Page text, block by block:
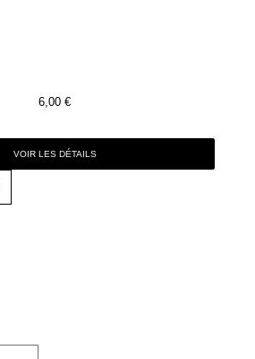
6,00 €
VOIR LES DÉTAILS